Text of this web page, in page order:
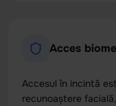
Acces
Accesul în incintă
recunoaștere